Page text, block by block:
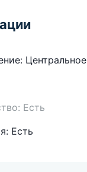
Центральное
Есть
Есть